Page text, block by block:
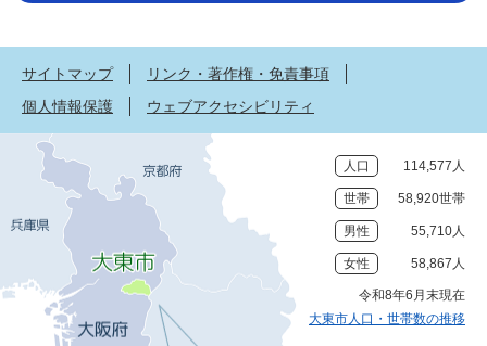
サイトマップ
リンク・著作権・免責事項
個人情報保護
ウェブアクセシビリティ
人口 114,577人
世帯 58,920世帯
男性 55,710人
女性 58,867人
令和8年6月末現在
大東市人口・世帯数の推移